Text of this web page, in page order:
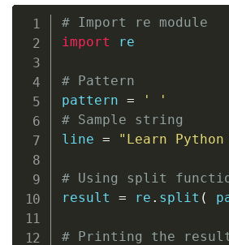
# Import re module
import re
# Pattern
pattern =
' '
# Sample string
line = "Learn
# Using split
result = re . split (
# Printing the